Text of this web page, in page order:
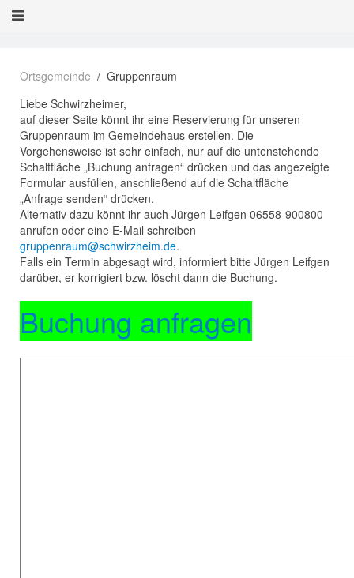
Ortsgemeinde
Gruppenraum
Liebe Schwirzheimer,
auf dieser Seite könnt ihr eine Reservierung für unseren
Gruppenraum im Gemeindehaus erstellen. Die
Vorgehensweise ist sehr einfach, nur auf die untenstehende
Schaltfläche „Buchung anfragen“ drücken und das angezeigte
Formular ausfüllen, anschließend auf die Schaltfläche
„Anfrage senden“ drücken.
Alternativ dazu könnt ihr auch Jürgen Leifgen 06558-900800
anrufen oder eine E-Mail schreiben
gruppenraum@schwirzheim.de.
Falls ein Termin abgesagt wird, informiert bitte Jürgen Leifgen
darüber, er korrigiert bzw. löscht dann die Buchung.
Buchung anfragen